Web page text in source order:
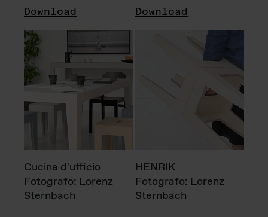
Download Download
Cucina d'ufficio
Fotografo: Lorenz
Sternbach
HENRIK
Fotografo: Lorenz
Sternbach